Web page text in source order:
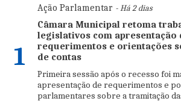
1
Ação Parlamentar - Há 2 dias
Câmara Municipal retoma
legislativos com apresentação
requerimentos e orientações
de contas
Primeira sessão após o recesso foi
apresentação de requerimentos e
parlamentares sobre a tramitação